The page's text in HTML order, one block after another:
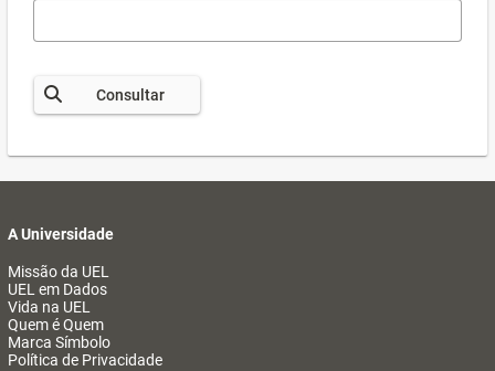
Consultar
A Universidade
Missão da UEL
UEL em Dados
Vida na UEL
Quem é Quem
Marca Símbolo
Política de Privacidade